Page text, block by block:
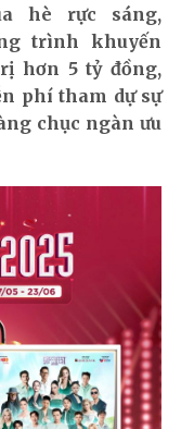
hè rực sáng,
trình khuyến
hơn 5 tỷ đồng,
phí tham dự sự
chục ngàn ưu